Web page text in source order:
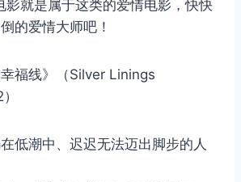
影就是属于这类的爱情电影，快快
的爱情大师吧！
福线》（Silver Linings
低潮中、迟迟无法迈出脚步的人